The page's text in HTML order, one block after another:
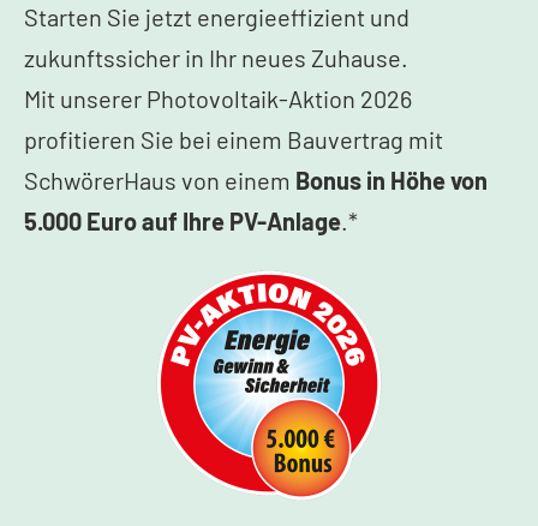
Starten Sie jetzt energieeffizient und
zukunftssicher in Ihr neues Zuhause.
Mit unserer Photovoltaik-Aktion 2026
profitieren Sie bei einem Bauvertrag mit
SchwörerHaus von einem Bonus in Höhe von
5.000 Euro auf Ihre PV-Anlage .*